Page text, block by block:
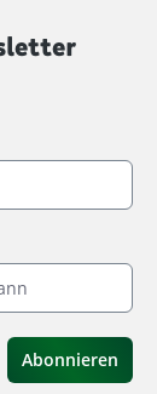
Abonnieren